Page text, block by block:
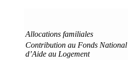
Allocations familiales
Contribution au Fonds National
d’Aide au Logement